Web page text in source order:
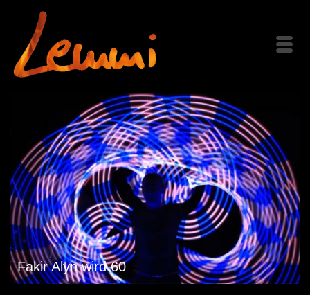
Fakir Alyn wird 60